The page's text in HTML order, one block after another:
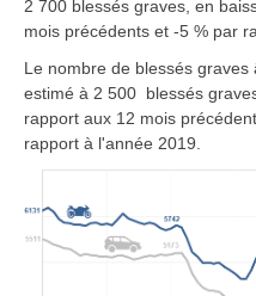
2 700 blessés graves, en
mois précédents et -5 % par
Le nombre de blessés graves
estimé à 2 500 blessés
rapport aux 12 mois
rapport à l'année 2019.